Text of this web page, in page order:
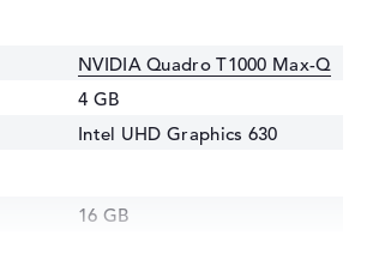
NVIDIA Quadro T1000 Max-Q
4 GB
Intel UHD Graphics 630
16 GB